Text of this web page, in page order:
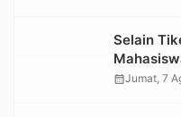
Selain
Lolos ke
calendar_monthJumat, 7